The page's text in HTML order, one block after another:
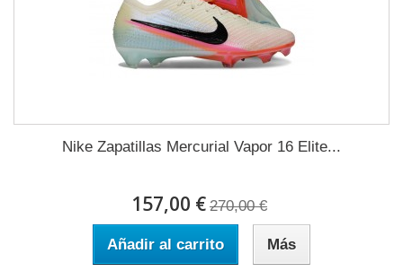
Nike Zapatillas Mercurial Vapor 16 Elite...
157,00 € 270,00 €
Añadir al carrito Más